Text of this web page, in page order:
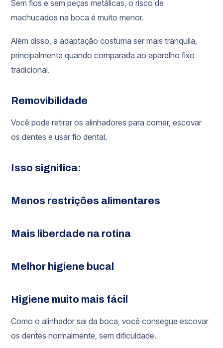
Sem fios e sem peças metálicas, o risco de
machucados na boca é muito menor.
Além disso, a adaptação costuma ser mais tranquila,
principalmente quando comparada ao aparelho fixo
tradicional.
Removibilidade
Você pode retirar os alinhadores para comer, escovar
os dentes e usar fio dental.
Isso significa:
Menos restrições alimentares
Mais liberdade na rotina
Melhor higiene bucal
Higiene muito mais fácil
Como o alinhador sai da boca, você consegue escovar
os dentes normalmente, sem dificuldade.